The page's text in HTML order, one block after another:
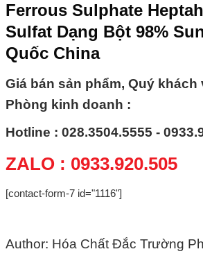
Ferrous Sulphate
Sulfat Dạng Bột 98%
Quốc China
Giá bán sản phẩm, Quý khách
Phòng kinh doanh :
Hotline : 028.3504.5555 -
ZALO : 0933.920.505
[contact-form-7 id="1116"]
Author: Hóa Chất Đắc Trường